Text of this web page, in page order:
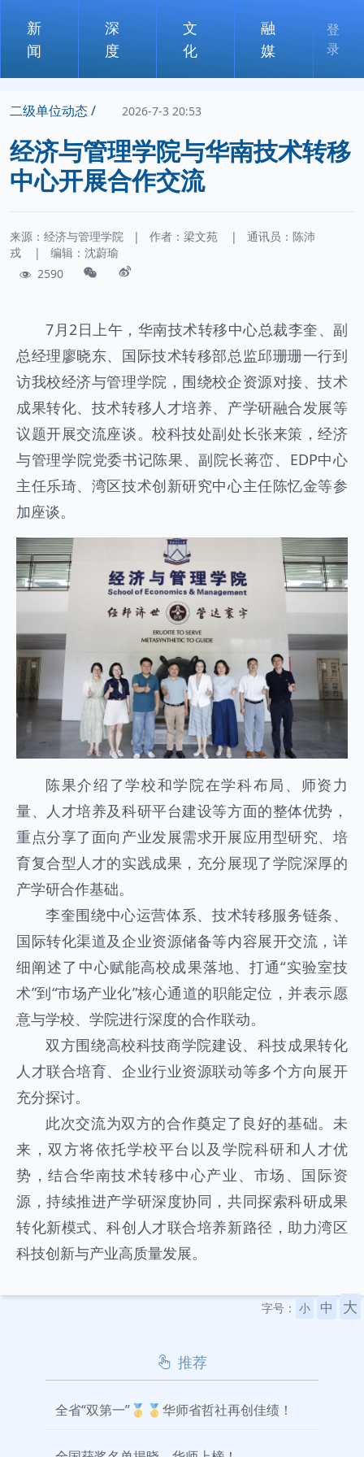
新
闻
深
度
文
化
融
媒
登
录
二级单位动态 / 2026-7-3 20:53
经济与管理学院与华南技术转移
中心开展合作交流
来源：经济与管理学院 | 作者： 梁文苑 | 通讯员： 陈沛
戎
|
编辑：沈蔚瑜
2590
7月2日上午，华南技术转移中心总裁李奎、副
总经理廖晓东、国际技术转移部总监邱珊珊一行到
访我校经济与管理学院，围绕校企资源对接、技术
成果转化、技术转移人才培养、产学研融合发展等
议题开展交流座谈。校科技处副处长张来策，经济
与管理学院党委书记陈果、副院长蒋峦、EDP中心
主任乐琦、湾区技术创新研究中心主任陈忆金等参
加座谈。
陈果介绍了学校和学院在学科布局、师资力
量、人才培养及科研平台建设等方面的整体优势，
重点分享了面向产业发展需求开展应用型研究、培
育复合型人才的实践成果，充分展现了学院深厚的
产学研合作基础。
李奎围绕中心运营体系、技术转移服务链条、
国际转化渠道及企业资源储备等内容展开交流，详
细阐述了中心赋能高校成果落地、打通“实验室技
术”到“市场产业化”核心通道的职能定位，并表示愿
意与学校、学院进行深度的合作联动。
双方围绕高校科技商学院建设、科技成果转化
人才联合培育、企业行业资源联动等多个方向展开
充分探讨。
此次交流为双方的合作奠定了良好的基础。未
来，双方将依托学校平台以及学院科研和人才优
势，结合华南技术转移中心产业、市场、国际资
源，持续推进产学研深度协同，共同探索科研成果
转化新模式、科创人才联合培养新路径，助力湾区
科技创新与产业高质量发展。
字号： 小 中 大
推荐
全省“双第一”🥇🥇华师省哲社再创佳绩！